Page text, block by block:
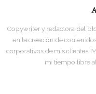
Copywriter y redactora del
en la creación de
corporativos de mis clientes.
mi tiempo libre